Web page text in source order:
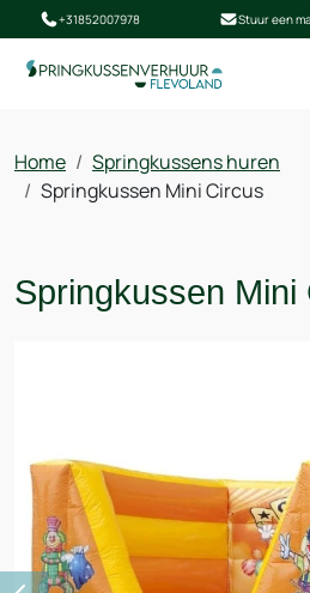
+31852007978 Stuur een
Home
Springkussens huren
Springkussen Mini Circus
Springkussen Mini